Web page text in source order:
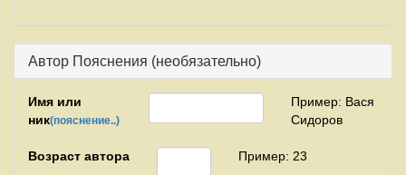
Автор Пояснения (необязательно)
Имя или
ник(пояснение..)
Пример: Вася
Сидоров
Возраст автора Пример: 23